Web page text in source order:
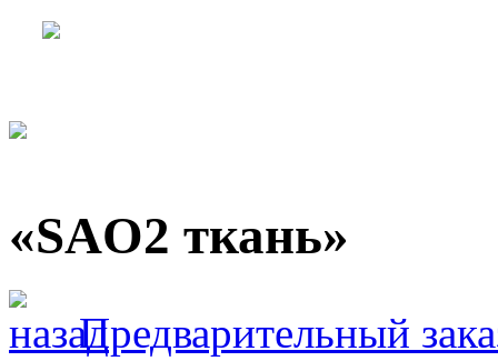
«SAO2 ткань»
Предварительный